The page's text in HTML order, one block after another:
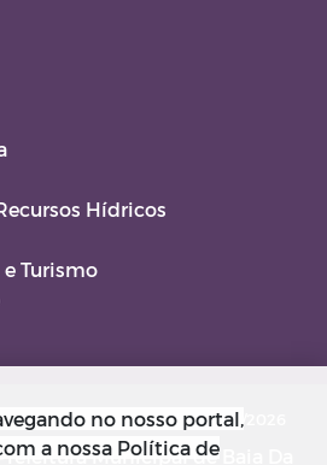
Hídricos
Turismo
Data da Versão: 18/03/2026
Municipal de Baia Da
no nosso portal,
a nossa Política de